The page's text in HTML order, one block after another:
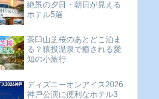
絶景の夕日・朝日が見える
ホテル5選
茶臼山芝桜のあとどこ泊ま
る？猿投温泉で癒される愛
知の小旅行
ディズニーオンアイス2026
神戸公演に便利なホテル3